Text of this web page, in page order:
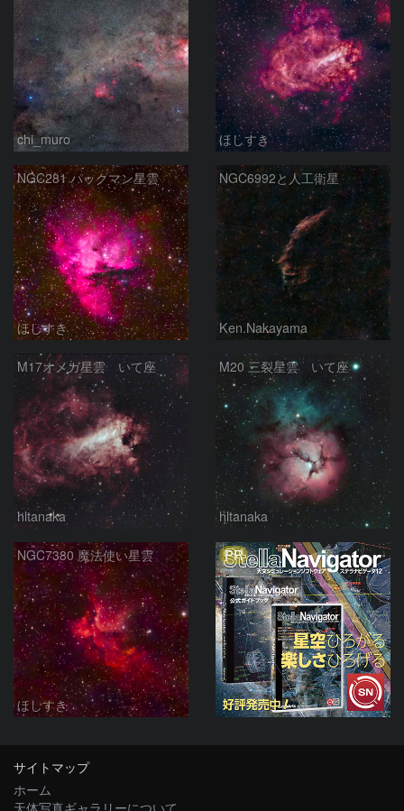
chi_muro ほしすき
NGC281 パックマン星雲
ほしすき
NGC6992と人工衛星
Ken.Nakayama
M17オメガ星雲 いて座
hltanaka
M20 三裂星雲 いて座
hltanaka
NGC7380 魔法使い星雲
ほしすき
PR
サイトマップ
ホーム
天体写真ギャラリーについて